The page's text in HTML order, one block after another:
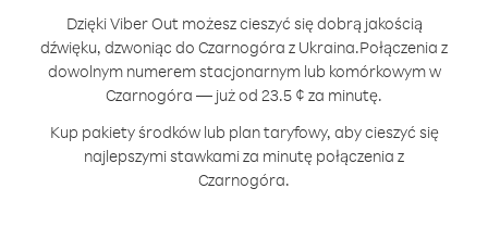
Dzięki Viber Out możesz cieszyć się dobrą jakością
dźwięku, dzwoniąc do Czarnogóra z Ukraina.Połączenia z
dowolnym numerem stacjonarnym lub komórkowym w
Czarnogóra — już od 23.5 ¢ za minutę.
Kup pakiety środków lub plan taryfowy, aby cieszyć się
najlepszymi stawkami za minutę połączenia z
Czarnogóra.